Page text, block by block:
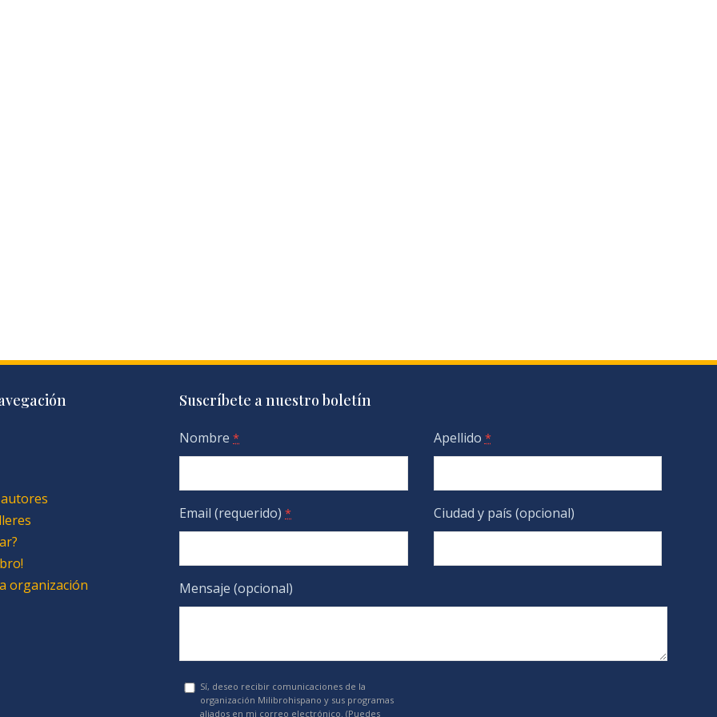
organización
Suscríbete a nuestro boletín
Nombre * Apellido *
Email (requerido) * Ciudad y país (opcional)
Mensaje (opcional)
Sí, deseo recibir comunicaciones de la
organización Milibrohispano y sus programas
aliados en mi correo electrónico. (Puedes